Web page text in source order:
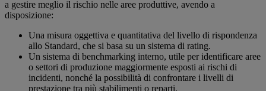
a gestire meglio il rischio nelle aree produttive, avendo a
disposizione:
Una misura oggettiva e quantitativa del livello di rispondenza
allo Standard, che si basa su un sistema di rating.
Un sistema di benchmarking interno, utile per identificare aree
o settori di produzione maggiormente esposti ai rischi di
incidenti, nonché la possibilità di confrontare i livelli di
prestazione tra più stabilimenti o reparti.